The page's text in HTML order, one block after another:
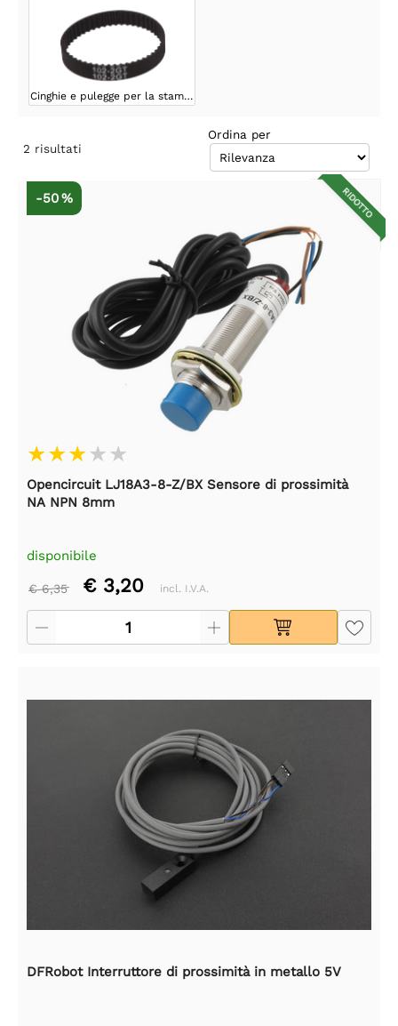
Cinghie e pulegge per la stampa 3D
2 risultati
Ordina per
RIDOTTO
-50 %
Opencircuit LJ18A3-8-Z/BX Sensore di prossimità
NA NPN 8mm
disponibile
€ 6,35 € 3,20 incl. I.V.A.
DFRobot Interruttore di prossimità in metallo 5V